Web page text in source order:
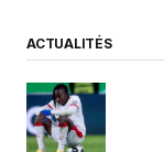
ACTUALITÉS